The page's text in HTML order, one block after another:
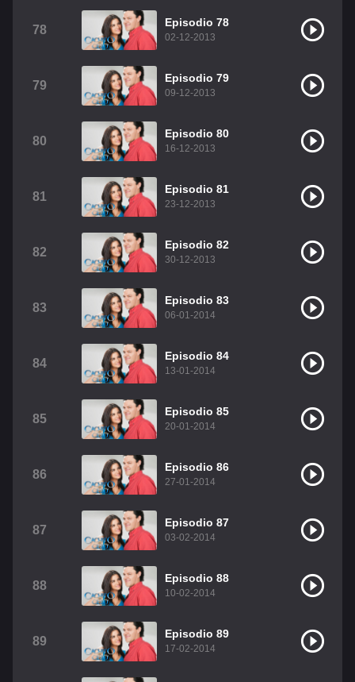
78
Episodio 78
02-12-2013
79
Episodio 79
09-12-2013
80
Episodio 80
16-12-2013
81
Episodio 81
23-12-2013
82
Episodio 82
30-12-2013
83
Episodio 83
06-01-2014
84
Episodio 84
13-01-2014
85
Episodio 85
20-01-2014
86
Episodio 86
27-01-2014
87
Episodio 87
03-02-2014
88
Episodio 88
10-02-2014
89
Episodio 89
17-02-2014